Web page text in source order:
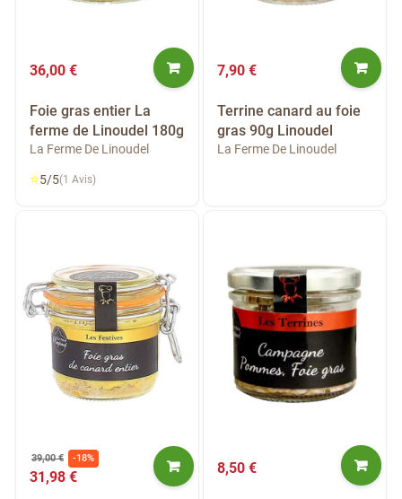
36,00 €
Foie gras entier La
ferme de Linoudel 180g
La Ferme De Linoudel
⭐5/5(1 Avis)
7,90 €
Terrine canard au foie
gras 90g Linoudel
La Ferme De Linoudel
31,98 €
39,00 € -18%
8,50 €